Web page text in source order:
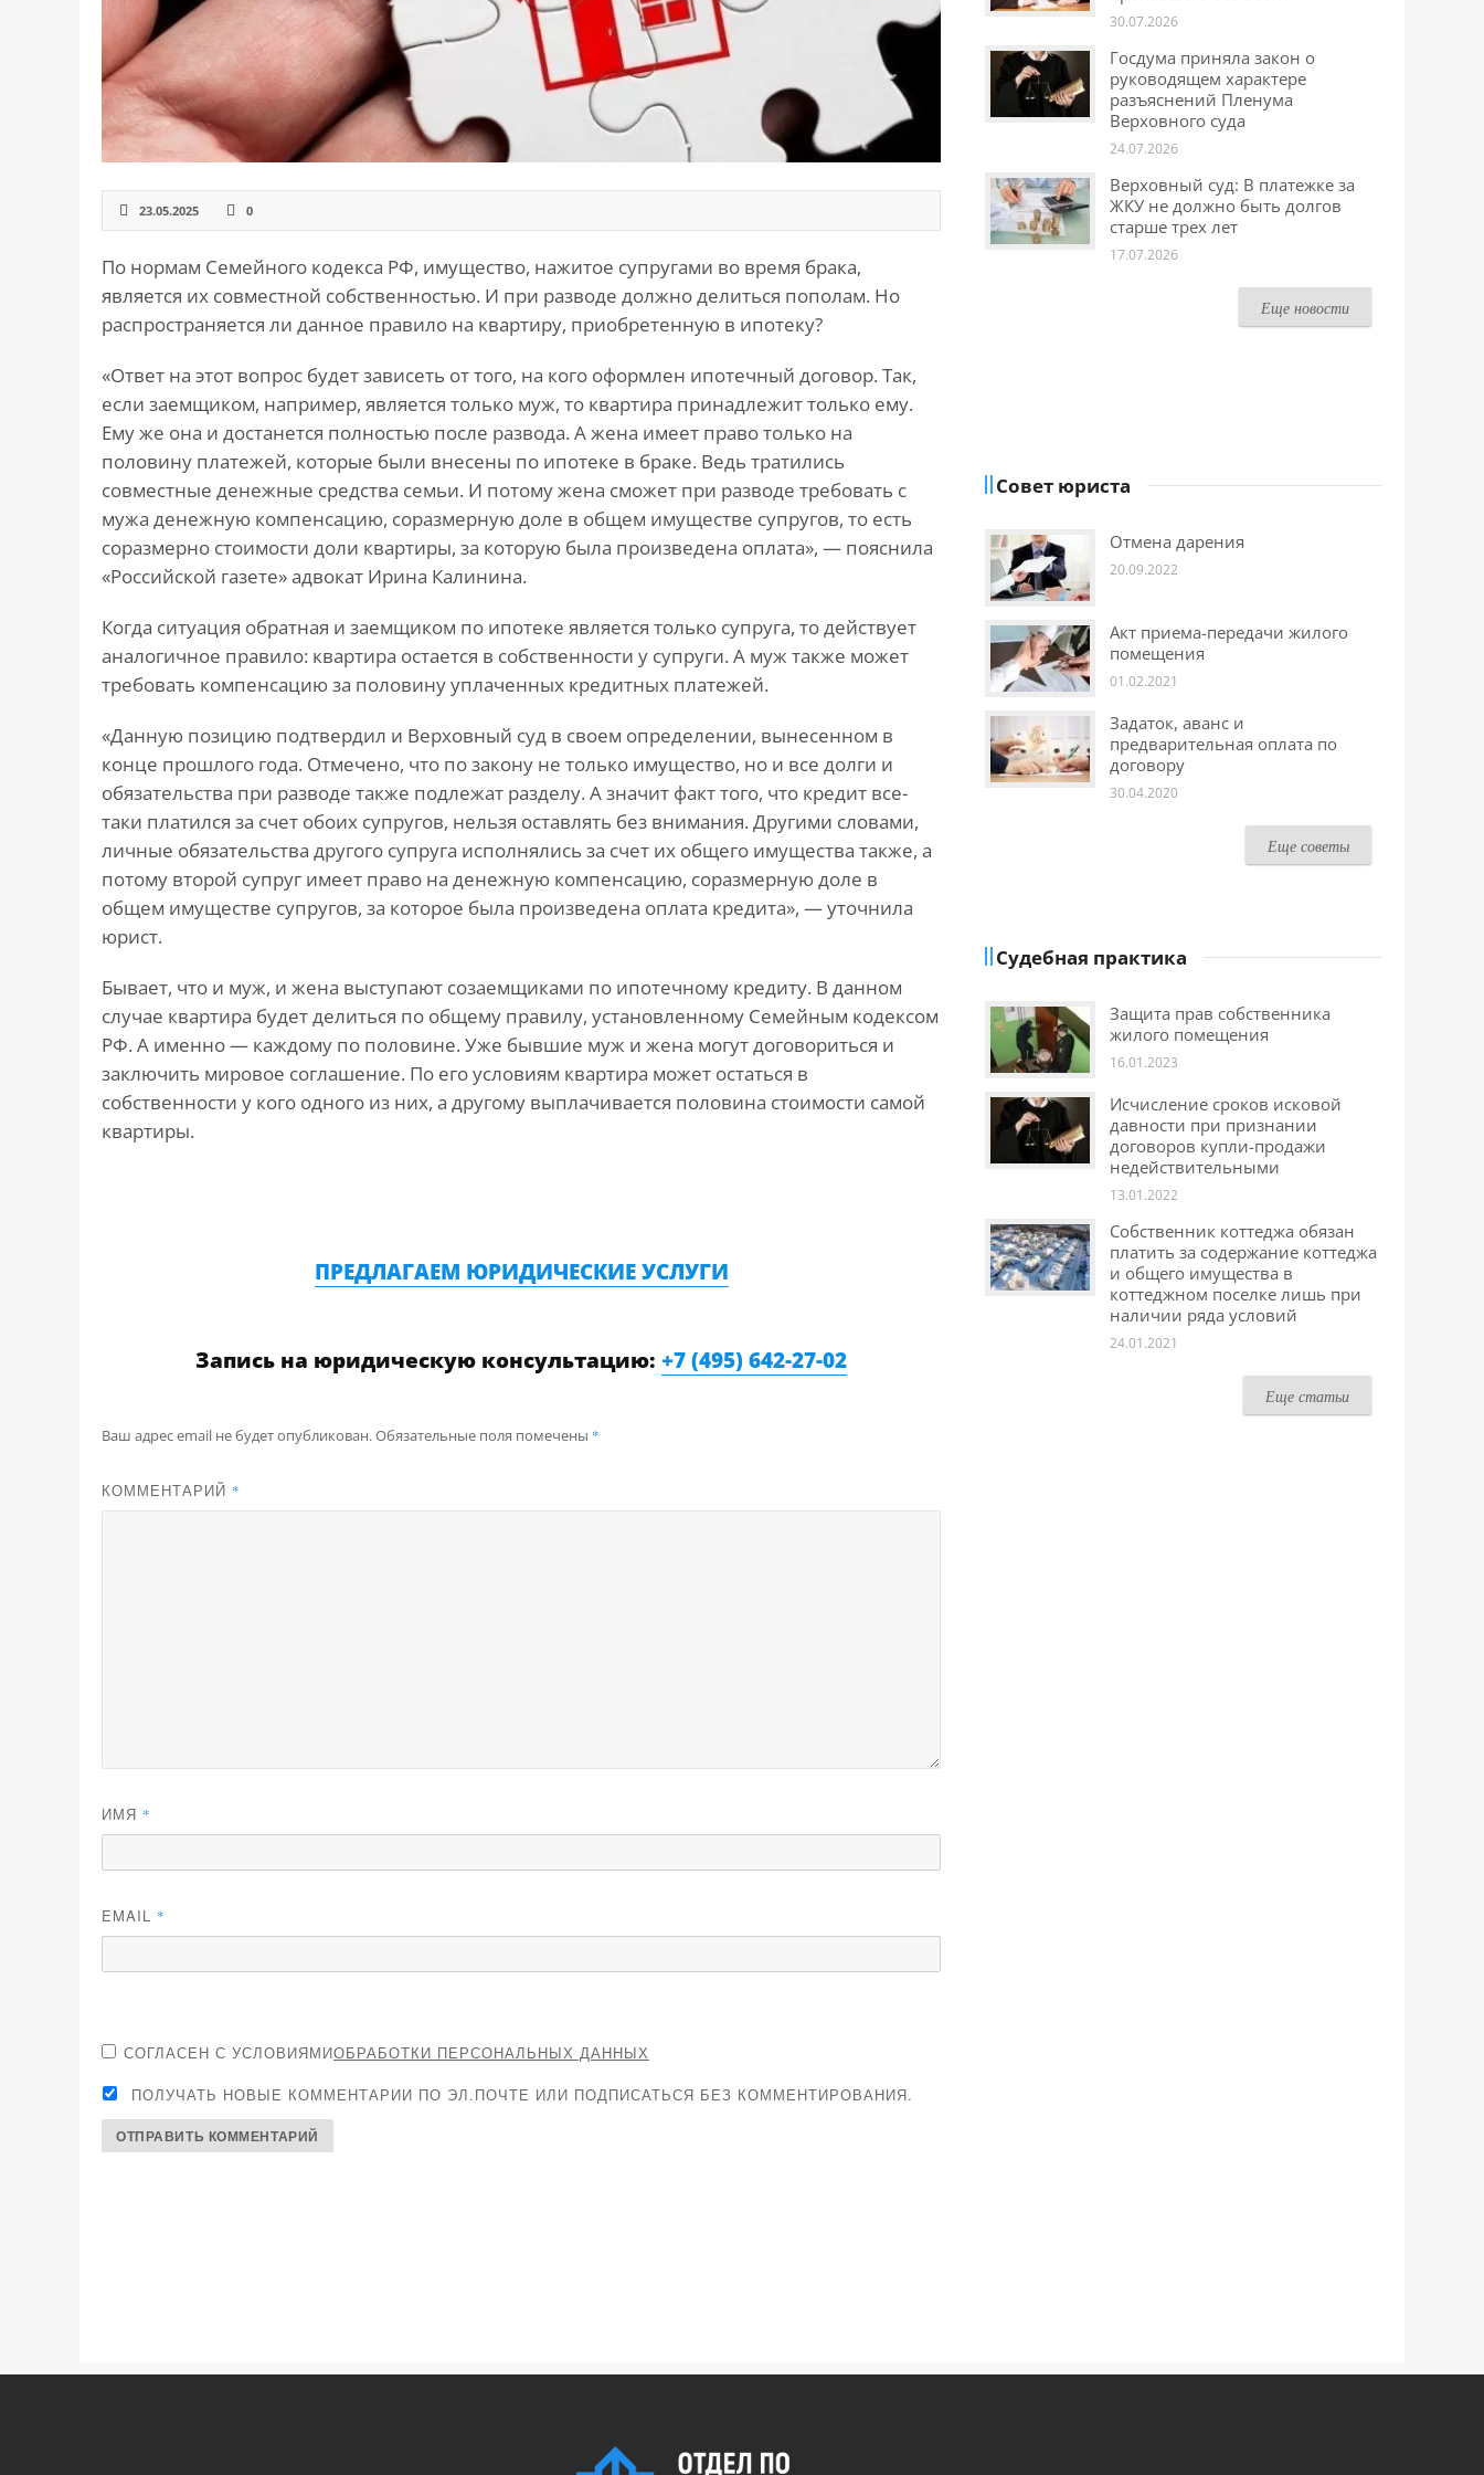
Контакты
г. Москва, ст. м. «Марксистская», ул.
Марксистская, д. 3, стр. 1
kmsud@yandex.ru
+7 (495) 642-27-02
+7 (936) 281-45-11
+7 (901) 511-80-52
23.05.2025 0
По нормам Семейного кодекса РФ, имущество, нажитое супругами во время брака,
является их совместной собственностью. И при разводе должно делиться пополам. Но
распространяется ли данное правило на квартиру, приобретенную в ипотеку?
«Ответ на этот вопрос будет зависеть от того, на кого оформлен ипотечный договор. Так,
если заемщиком, например, является только муж, то квартира принадлежит только ему.
Ему же она и достанется полностью после развода. А жена имеет право только на
половину платежей, которые были внесены по ипотеке в браке. Ведь тратились
совместные денежные средства семьи. И потому жена сможет при разводе требовать с
мужа денежную компенсацию, соразмерную доле в общем имуществе супругов, то есть
соразмерно стоимости доли квартиры, за которую была произведена оплата», — пояснила
«Российской газете» адвокат Ирина Калинина.
Когда ситуация обратная и заемщиком по ипотеке является только супруга, то действует
аналогичное правило: квартира остается в собственности у супруги. А муж также может
требовать компенсацию за половину уплаченных кредитных платежей.
«Данную позицию подтвердил и Верховный суд в своем определении, вынесенном в
конце прошлого года. Отмечено, что по закону не только имущество, но и все долги и
обязательства при разводе также подлежат разделу. А значит факт того, что кредит все-
таки платился за счет обоих супругов, нельзя оставлять без внимания. Другими словами,
личные обязательства другого супруга исполнялись за счет их общего имущества также, а
потому второй супруг имеет право на денежную компенсацию, соразмерную доле в
общем имуществе супругов, за которое была произведена оплата кредита», — уточнила
юрист.
Бывает, что и муж, и жена выступают созаемщиками по ипотечному кредиту. В данном
случае квартира будет делиться по общему правилу, установленному Семейным кодексом
РФ. А именно — каждому по половине. Уже бывшие муж и жена могут договориться и
заключить мировое соглашение. По его условиям квартира может остаться в
собственности у кого одного из них, а другому выплачивается половина стоимости самой
квартиры.
ПРЕДЛАГАЕМ ЮРИДИЧЕСКИЕ УСЛУГИ
Запись на юридическую консультацию: +7 (495) 642-27-02
Ваш адрес email не будет опубликован.Обязательные поля помечены *
КОММЕНТАРИЙ *
ИМЯ *
EMAIL *
СОГЛАСЕН С УСЛОВИЯМИОБРАБОТКИ ПЕРСОНАЛЬНЫХ ДАННЫХ
ПОЛУЧАТЬ НОВЫЕ КОММЕНТАРИИ ПО ЭЛ.ПОЧТЕ ИЛИ ПОДПИСАТЬСЯ БЕЗ КОММЕНТИРОВАНИЯ.
30.07.2026
Госдума приняла закон о
руководящем характере
разъяснений Пленума
Верховного суда
24.07.2026
Верховный суд: В платежке за
ЖКУ не должно быть долгов
старше трех лет
17.07.2026
Еще новости
Совет юриста
Отмена дарения
20.09.2022
Акт приема-передачи жилого
помещения
01.02.2021
Задаток, аванс и
предварительная оплата по
договору
30.04.2020
Еще советы
Судебная практика
Защита прав собственника
жилого помещения
16.01.2023
Исчисление сроков исковой
давности при признании
договоров купли-продажи
недействительными
13.01.2022
Собственник коттеджа обязан
платить за содержание коттеджа
и общего имущества в
коттеджном поселке лишь при
наличии ряда условий
24.01.2021
Еще статьи